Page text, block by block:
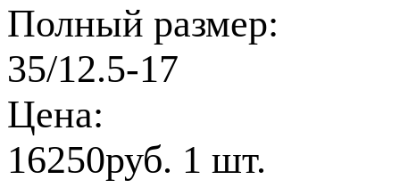
Полный размер:
35/12.5-17
Цена:
16250руб. 1 шт.